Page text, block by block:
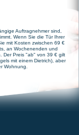
Auftragnehmer sind,
Wenn Sie die Tür Ihrer
mit Kosten zwischen 69 €
an Wochenenden und
Der Preis "ab" von 39 € gilt
mit einem Dietrich), aber
Wohnung.